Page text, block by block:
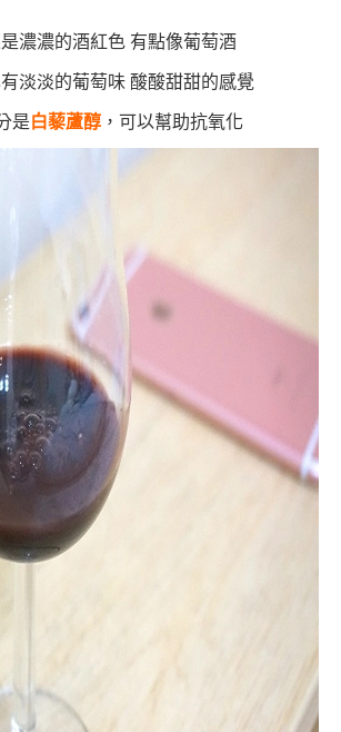
濃濃的酒紅色 有點像葡萄酒
淡淡的葡萄味 酸酸甜甜的感覺
是白藜蘆醇 ，可以幫助抗氧化